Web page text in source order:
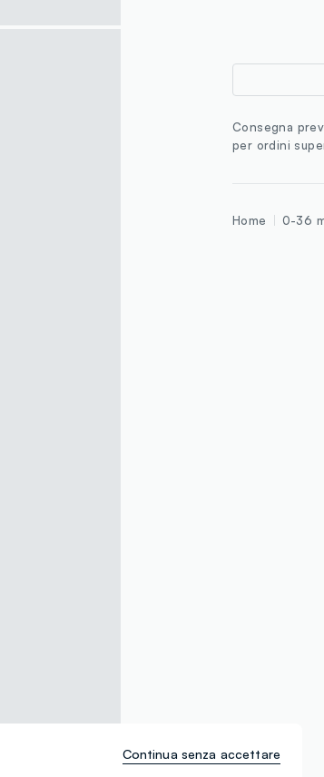
Consegna
per ordini
Home 0-36
Continua senza accettare